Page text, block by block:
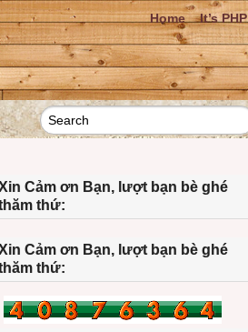
Home It’s PHP
Cảm ơn Bạn, lượt bạn bè ghé
thứ:
Cảm ơn Bạn, lượt bạn bè ghé
thứ: